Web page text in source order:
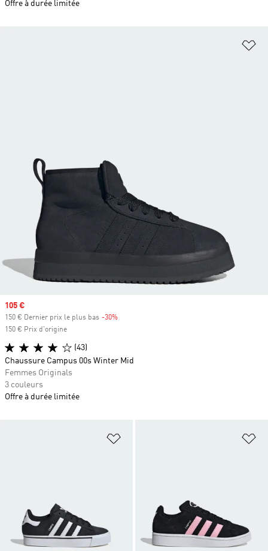
Offre à durée limitée
Ajouter à la Liste de produits
Prix soldé
105 €
150 € Dernier prix le plus bas -30%
150 € Prix d'origine
(43)
Chaussure Campus 00s Winter Mid
Femmes Originals
3 couleurs
Offre à durée limitée